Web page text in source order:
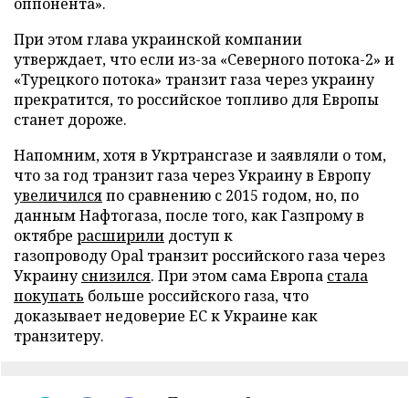
При этом глава украинской компании
утверждает, что если из-за «Северного потока-2» и
«Турецкого потока» транзит газа через украину
прекратится, то российское топливо для Европы
станет дороже.
Напомним, хотя в Укртрансгазе и заявляли о том,
что за год транзит газа через Украину в Европу
увеличилсяпо сравнению с 2015 годом, но, по
данным Нафтогаза, после того, как Газпрому в
октябре расширили доступ к
газопроводу Opal транзит российского газа через
Украинуснизился. При этом сама Европа стала
покупать больше российского газа, что
доказывает недоверие ЕС к Украине как
транзитеру.